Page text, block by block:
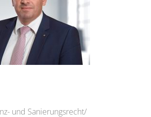
und Sanierungsrecht/